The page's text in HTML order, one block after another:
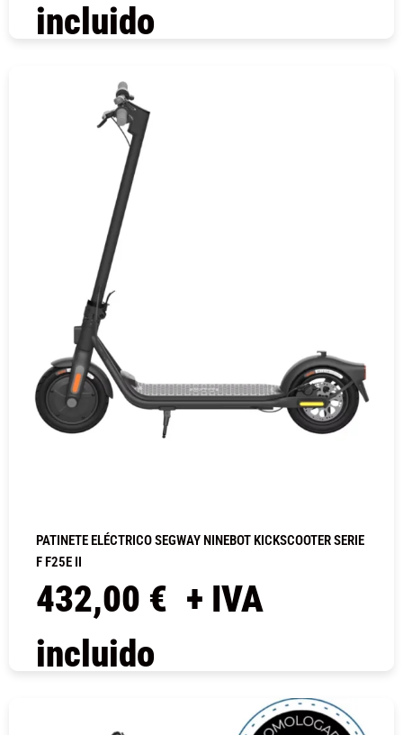
incluido
PATINETE ELÉCTRICO SEGWAY NINEBOT KICKSCOOTER SERIE
F F25E II
432,00 € + IVA
incluido